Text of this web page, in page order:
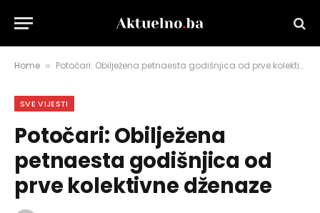
Home » Potočari: Obilježena petnaesta godišnjica od prve kolektivne dženaze
SVE VIJESTI
Potočari: Obilježena
petnaesta godišnjica od
prve kolektivne dženaze